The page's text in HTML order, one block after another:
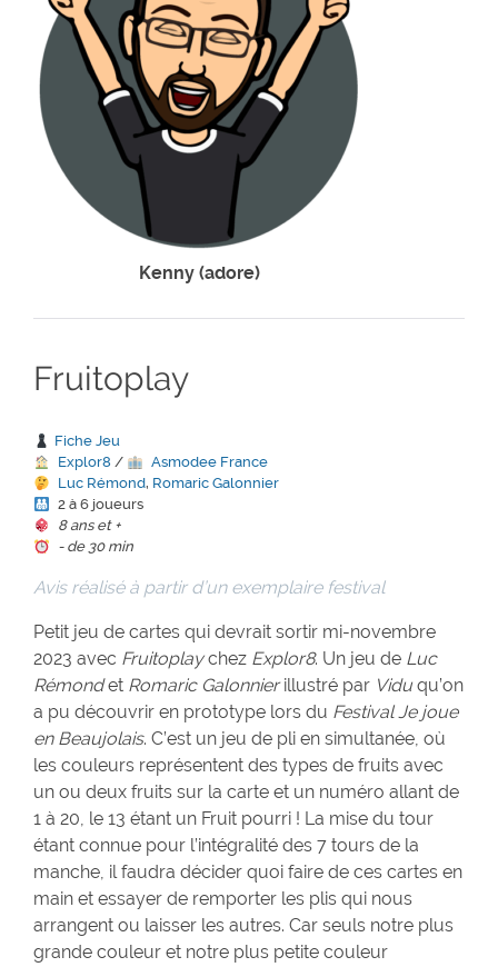
Kenny (adore)
Fruitoplay
Fiche Jeu
Explor8 /
Asmodee France
Luc Rémond, Romaric Galonnier
2 à 6 joueurs
8 ans et +
- de 30 min
Avis réalisé à partir d’un exemplaire festival
Petit jeu de cartes qui devrait sortir mi-novembre
2023 avec Fruitoplaychez Explor8. Un jeu de Luc
Rémondet Romaric Galonnierillustré par Vidu qu’on
a pu découvrir en prototype lors du Festival Je joue
en Beaujolais. C’est un jeu de pli en simultanée, où
les couleurs représentent des types de fruits avec
un ou deux fruits sur la carte et un numéro allant de
1 à 20, le 13 étant un Fruit pourri ! La mise du tour
étant connue pour l’intégralité des 7 tours de la
manche, il faudra décider quoi faire de ces cartes en
main et essayer de remporter les plis qui nous
arrangent ou laisser les autres. Car seuls notre plus
grande couleur et notre plus petite couleur